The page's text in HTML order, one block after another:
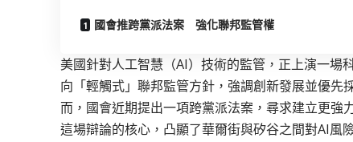
國會推跨黨派法案 強化聯邦監管權
美國針對人工智慧（AI）技術的監管，正上演一場
向「輕觸式」聯邦監管方針，強調創新發展並優
而，國會近期提出一項跨黨派法案，尋求建立更強
這場辯論的核心，凸顯了華爾街與矽谷之間對AI風